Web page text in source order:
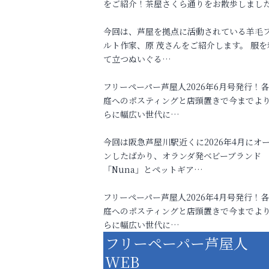
をご紹介！茶屋さくら通りをお散歩しまし
今回は、芦屋を拠点に活動されている羊毛
ルト作家、原 茂さんをご紹介します。 服を
て立つぬいぐる…
フリーペーパー芦屋人2026年6月号発行！
庭へのポスティングと店頭置きで今までよ
らに幅広い世代に…
今回は阪急芦屋川駅近くに2026年4月にオ
ンしたばかり、オランダ発ベビーブランド
「Nuna」とペットギア…
フリーペーパー芦屋人2026年4月号発行！
庭へのポスティングと店頭置きで今までよ
らに幅広い世代に…
フリーペーパー芦屋人
WEB